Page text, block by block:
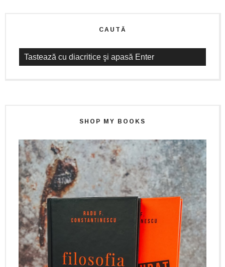
CAUTĂ
SHOP MY BOOKS